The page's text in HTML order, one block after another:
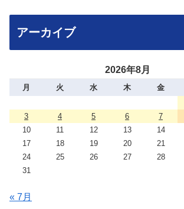
アーカイブ
2026年8月
月 火 水 木 金
3
4 5 6 7
10
11 12 13 14
17
18 19 20 21
24
25 26 27 28
31
« 7月